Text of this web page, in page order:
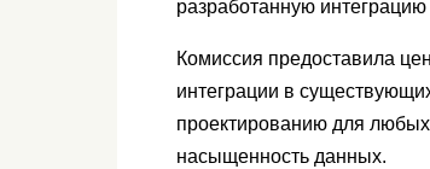
разработанную
Комиссия предоставила
интеграции в
проектированию для
насыщенность данных.